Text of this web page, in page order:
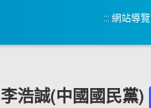
::: 網站導覽
李浩誠(中國國民黨)